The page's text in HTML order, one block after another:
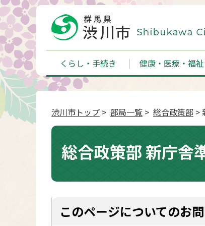
くらし・手続き 健康・医療・福祉
渋川市トップ > 部局一覧 > 総合政策部 >
総合政策部 新庁舎
このページについてのお